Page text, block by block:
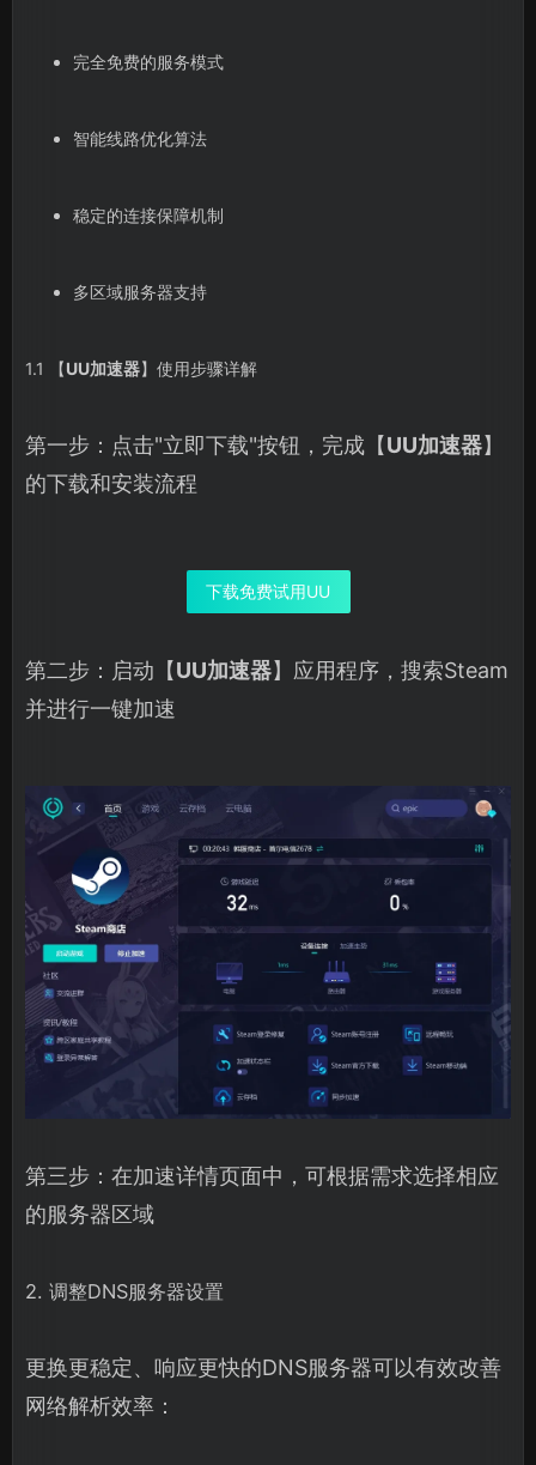
完全免费的服务模式
智能线路优化算法
稳定的连接保障机制
多区域服务器支持
1.1 【UU加速器】使用步骤详解
第一步：点击"立即下载"按钮，完成【UU加速器】
的下载和安装流程
下载免费试用UU
第二步：启动【UU加速器】应用程序，搜索Steam
并进行一键加速
第三步：在加速详情页面中，可根据需求选择相应
的服务器区域
2. 调整DNS服务器设置
更换更稳定、响应更快的DNS服务器可以有效改善
网络解析效率：